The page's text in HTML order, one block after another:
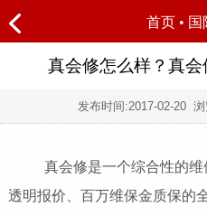
首页 • 国
真会修怎么样？真会
发布时间:2017-02-20浏
真会修是一个综合性的维
透明报价、百万维保金质保的